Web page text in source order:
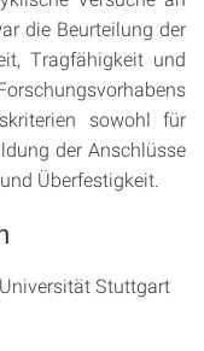
die Beurteilung der
Tragfähigkeit und
sowohl für
der Anschlüsse
Überfestigkeit.
Stuttgart